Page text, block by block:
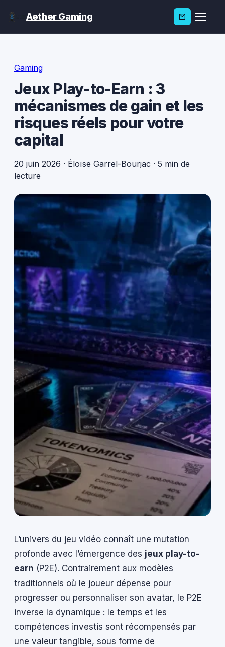
Aether Gaming
Gaming
Jeux Play-to-Earn : 3
mécanismes de gain et les
risques réels pour votre
capital
20 juin 2026 · Éloïse Garrel-Bourjac · 5 min de
lecture
L’univers du jeu vidéo connaît une mutation
profonde avec l’émergence des jeux play-to-
earn (P2E). Contrairement aux modèles
traditionnels où le joueur dépense pour
progresser ou personnaliser son avatar, le P2E
inverse la dynamique : le temps et les
compétences investis sont récompensés par
une valeur tangible, sous forme de